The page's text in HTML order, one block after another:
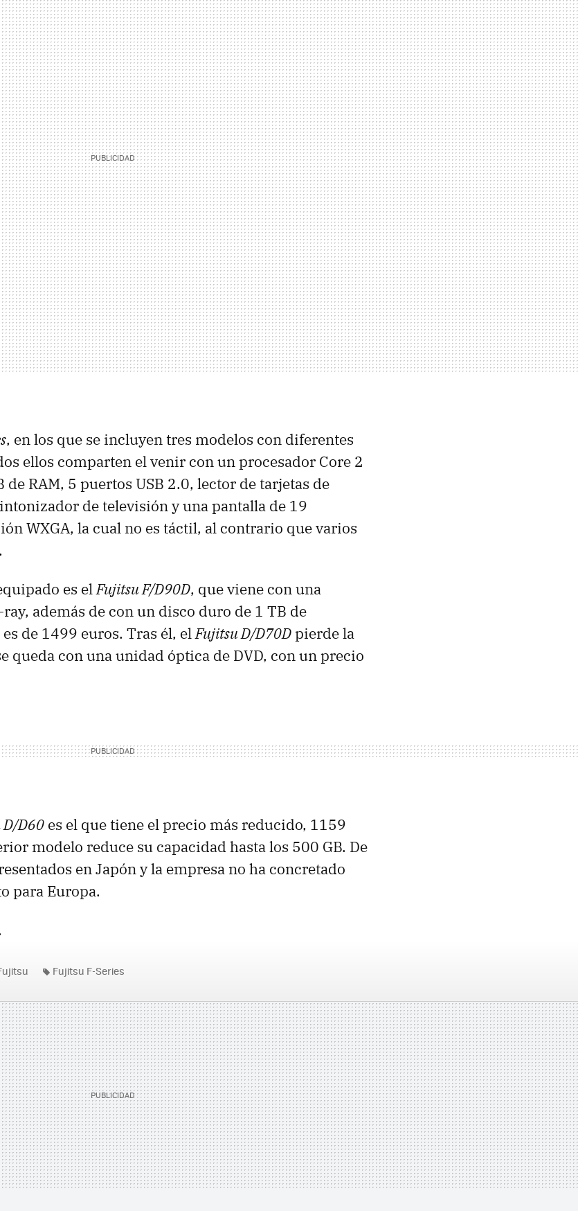
, en los que se incluyen tres modelos con diferentes
ellos comparten el venir con un procesador Core 2
de RAM, 5 puertos USB 2.0, lector de tarjetas de
de televisión y una pantalla de 19
WXGA, la cual no es táctil, al contrario que varios
es elFujitsu F/D90D, que viene con una
además de con un disco duro de 1 TB de
de 1499 euros. Tras él, elFujitsu D/D70Dpierde la
queda con una unidad óptica de DVD, con un precio
D60 es el que tiene el precio más reducido, 1159
modelo reduce su capacidad hasta los 500 GB. De
en Japón y la empresa no ha concretado
para Europa.
Fujitsu F-Series